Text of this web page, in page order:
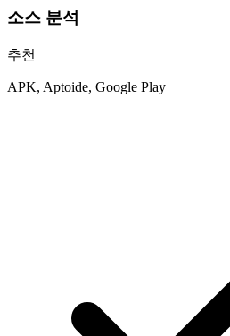
소스 분석
추천
APK, Aptoide, Google Play